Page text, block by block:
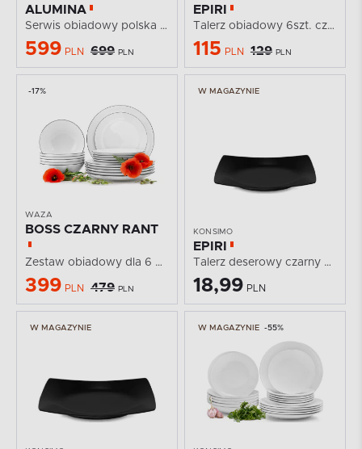
ALUMINA
Serwis obiadowy polska porcelana Cottage Sky dla 6 os.
599 PLN 699 PLN
EPIRI
Talerz obiadowy 6szt. czarny matowy
115 PLN 129 PLN
-17%
WAZA
BOSS CZARNY RANT
Zestaw obiadowy dla 6 osób porcelana Czarny Rant...
399 PLN 479 PLN
W MAGAZYNIE
KONSIMO
EPIRI
Talerz deserowy czarny matowy
18,99 PLN
W MAGAZYNIE W MAGAZYNIE -55%